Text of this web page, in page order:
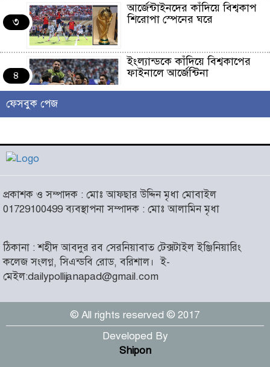
৩
আর্জেন্টাইনদের কাঁদিয়ে বিশ্বকাপ
শিরোপা স্পেনের ঘরে
৪
ইংল্যান্ডকে কাঁদিয়ে বিশ্বকাপের
ফাইনালে আর্জেন্টিনা
৫
চরমোনাই
৬
আসন্ন বাকেরগঞ্জ পৌর নির্বাচনে
নারী কাউন্সিলর পদে দোয়া চাইলেন
বিএমএসএফ নেত্রী সাবরিনা
৭
‘ইসরাইলি সেনাবাহিনী ধ্বংসের
দ্বারপ্রান্তে’ : ইরানের হামলায়
এশিয়ায় ১৩ মার্কিন ঘাঁটি ধ্বংস
দৌলতদিয়ায় বাস ডুবি : ২৪ জনের
মরদেহ উদ্ধার, অনেকেই নিখোঁজ
ফেসবুক পেজ
প্রকাশক ও সম্পাদক : মোঃ আফছার উদ্দিন মৃধা মোবাইল
01729100499 ব্যবস্থাপনা সম্পাদক : মোঃ আলামিন মৃধা
ঠিকানা : শহীদ আবদুর রব সেরনিয়াবাত টেক্সটাইল ইঞ্জিনিয়ারিং
কলেজ সংলগ্ন, সিএন্ডবি রোড, বরিশাল।ই-
মেইল:dailypollijanapad@gmail.com
© All rights reserved © 2017
Developed By
Shipon